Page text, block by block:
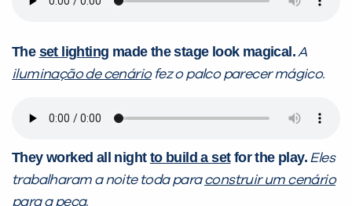
The set lighting made the stage look magical.A
iluminação de cenáriofez o palco parecer mágico.
They worked all night to build a setfor the play. Eles
trabalharam a noite toda paraconstruir um cenário
para a peça.